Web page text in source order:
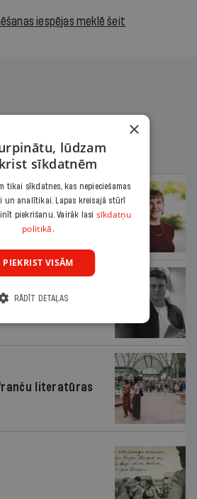
iespējas meklē šeit
joslas
literatūras
×
lūdzam
sīkdatnēm
tikai sīkdatnes, kas nepieciešamas
un analītikai. Lapas kreisajā stūrī
piekrišanu. Vairāk lasi sīkdatņu
politikā.
PIEKRIST VISĀM
RĀDĪT DETAĻAS